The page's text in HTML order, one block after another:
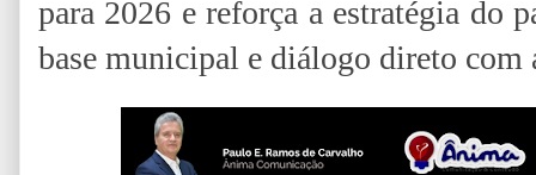
para 2026 e reforça a estratégia do
base municipal e diálogo direto com